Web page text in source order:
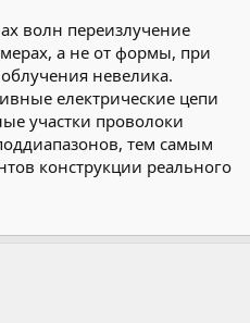
пока вообще не говорим.
волн переизлучение
а не от формы, при
невелика.
електрические цепи
участки проволоки
тем самым
конструкции реального